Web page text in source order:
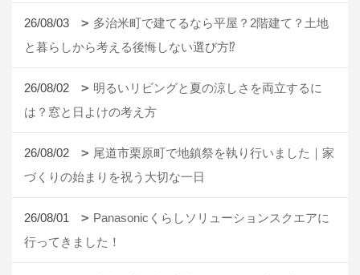
26/08/03
多治米町で建てるなら平屋？2階建て？土地
と暮らしから考える後悔しない選び方⁉
26/08/02
明るいリビングと夏の涼しさを両立するに
は？窓と日よけの考え方
26/08/02
尾道市栗原町で地鎮祭を執り行いました｜家
づくりの始まりを祝う大切な一日
26/08/01
Panasonicくらしソリューションスクエアに
行ってきました！